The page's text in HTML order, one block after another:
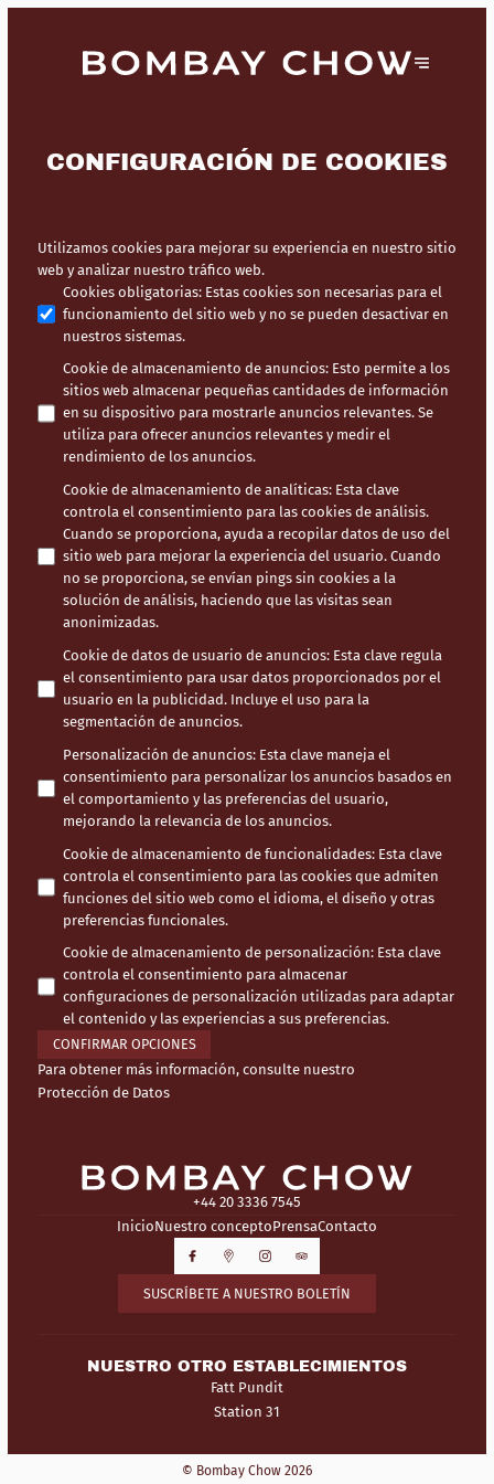
CONFIGURACIÓN DE COOKIES
Utilizamos cookies para mejorar su experiencia en nuestro sitio
web y analizar nuestro tráfico web.
Cookies obligatorias: Estas cookies son necesarias para el
funcionamiento del sitio web y no se pueden desactivar en
nuestros sistemas.
Cookie de almacenamiento de anuncios: Esto permite a los
sitios web almacenar pequeñas cantidades de información
en su dispositivo para mostrarle anuncios relevantes. Se
utiliza para ofrecer anuncios relevantes y medir el
rendimiento de los anuncios.
Cookie de almacenamiento de analíticas: Esta clave
controla el consentimiento para las cookies de análisis.
Cuando se proporciona, ayuda a recopilar datos de uso del
sitio web para mejorar la experiencia del usuario. Cuando
no se proporciona, se envían pings sin cookies a la
solución de análisis, haciendo que las visitas sean
anonimizadas.
Cookie de datos de usuario de anuncios: Esta clave regula
el consentimiento para usar datos proporcionados por el
usuario en la publicidad. Incluye el uso para la
segmentación de anuncios.
Personalización de anuncios: Esta clave maneja el
consentimiento para personalizar los anuncios basados en
el comportamiento y las preferencias del usuario,
mejorando la relevancia de los anuncios.
Cookie de almacenamiento de funcionalidades: Esta clave
controla el consentimiento para las cookies que admiten
funciones del sitio web como el idioma, el diseño y otras
preferencias funcionales.
Cookie de almacenamiento de personalización: Esta clave
controla el consentimiento para almacenar
configuraciones de personalización utilizadas para adaptar
el contenido y las experiencias a sus preferencias.
CONFIRMAR OPCIONES
Para obtener más información, consulte nuestro
Protección de Datos
+44 20 3336 7545
InicioNuestro conceptoPrensaContacto
SUSCRÍBETE A NUESTRO BOLETÍN
NUESTRO OTRO ESTABLECIMIENTOS
Fatt Pundit
Station 31
© Bombay Chow 2026